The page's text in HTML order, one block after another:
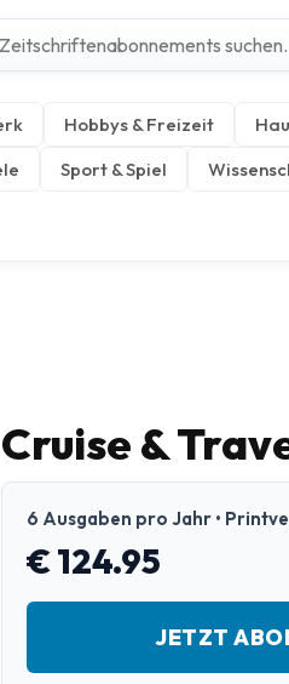
Hobbys & Freizeit
Sport & Spiel
Cruise &
6 Ausgaben pro Jahr •
€ 124.95
JETZT